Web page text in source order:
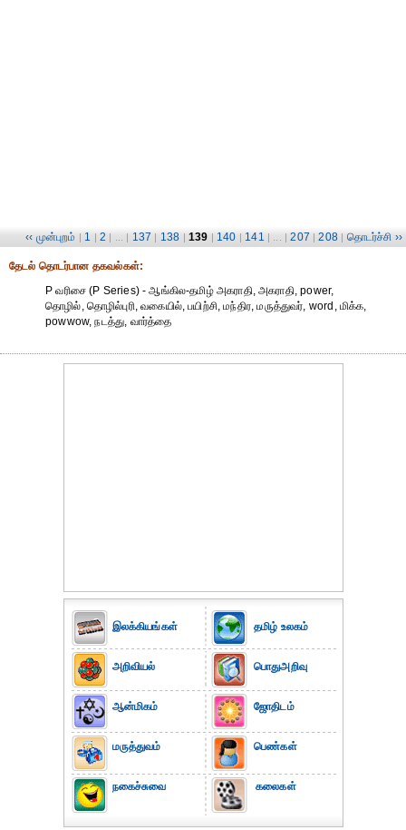
‹‹ முன்புறம் | 1 | 2 | ... | 137 | 138 | 139 | 140 | 141 | ... | 207 | 208 | தொடர்ச்சி ››
தேட‌ல் தொட‌ர்பான தகவ‌ல்க‌ள்:
P வரிசை (P Series) - ஆங்கில-தமிழ் அகராதி, அகராதி, power,
தொழில், தொழில்புரி, வகையில், பயிற்சி, மந்திர, மருத்துவர், word, மிக்க,
powwow, நடத்து, வார்த்தை
இலக்கியங்கள்
அறிவியல்
ஆன்மிகம்
மருத்துவம்
நகைச்சுவை
தமிழ் உலகம்
பொதுஅறிவு
ஜோதிடம்
பெண்கள்
கலைகள்